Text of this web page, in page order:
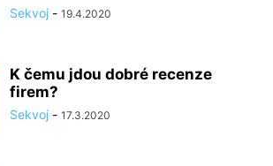
Sekvoj - 19.4.2020
K čemu jdou dobré recenze
firem?
Sekvoj - 17.3.2020